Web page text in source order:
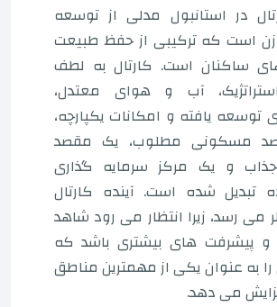
در استانبول مدلی از توسعه
است که ترکیبی از حفظ طبیعت
ساکنان است. کارتال به لطف
آب و هوای معتدل،
توسعه یافته و امکانات یکپارچه،
مسکونی مطلوب، یک مقصد
و یک مرکز سرمایه گذاری
تبدیل شده است. آینده کارتال
می رسد، زیرا انتظار می رود شاهد
و پیشرفت های بیشتری باشد که
به عنوان یکی از مهمترین مناطق
می دهد.